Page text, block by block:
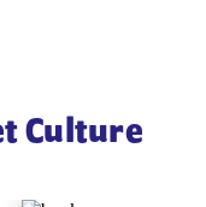
Culture